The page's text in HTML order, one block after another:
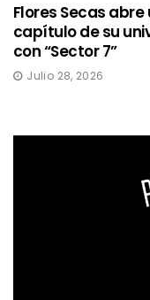
Flores Secas abre
capítulo de su
con “Sector 7”
Julio 28, 2026